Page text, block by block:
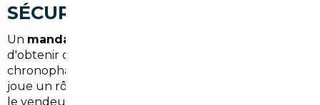
SÉCURISATION)
Un mandataire auto Le Taillan-Médoc
d'obtenir des tarifs négociés, d'éviter les démarches
chronophages et de sécuriser l'achat. Le mandataire
joue un rôle de facilitateur entre l'acheteur local et
le vendeur européen.